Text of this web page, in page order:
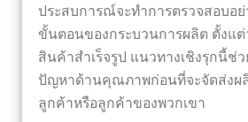
ประสบการณ์จะทำการตรวจสอบอย่
ขั้นตอนของกระบวนการผลิต ตั้งแ
สินค้าสำเร็จรูป แนวทางเชิงรุกนี้ช่
ปัญหาด้านคุณภาพก่อนที่จะจัดส่ง
ลูกค้าหรือลูกค้าของพวกเขา